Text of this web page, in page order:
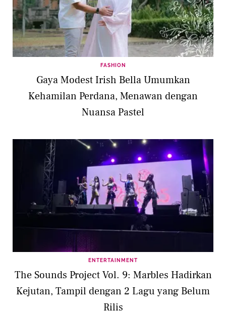
FASHION
Gaya Modest Irish Bella Umumkan
Kehamilan Perdana, Menawan dengan
Nuansa Pastel
ENTERTAINMENT
The Sounds Project Vol. 9: Marbles Hadirkan
Kejutan, Tampil dengan 2 Lagu yang Belum
Rilis